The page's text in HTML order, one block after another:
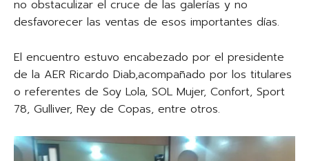
no obstaculizar el cruce de las galerías y no
desfavorecer las ventas de esos importantes días.
El encuentro estuvo encabezado por el presidente
de la AER Ricardo Diab,acompañado por los titulares
o referentes de Soy Lola, SOL Mujer, Confort, Sport
78, Gulliver, Rey de Copas, entre otros.